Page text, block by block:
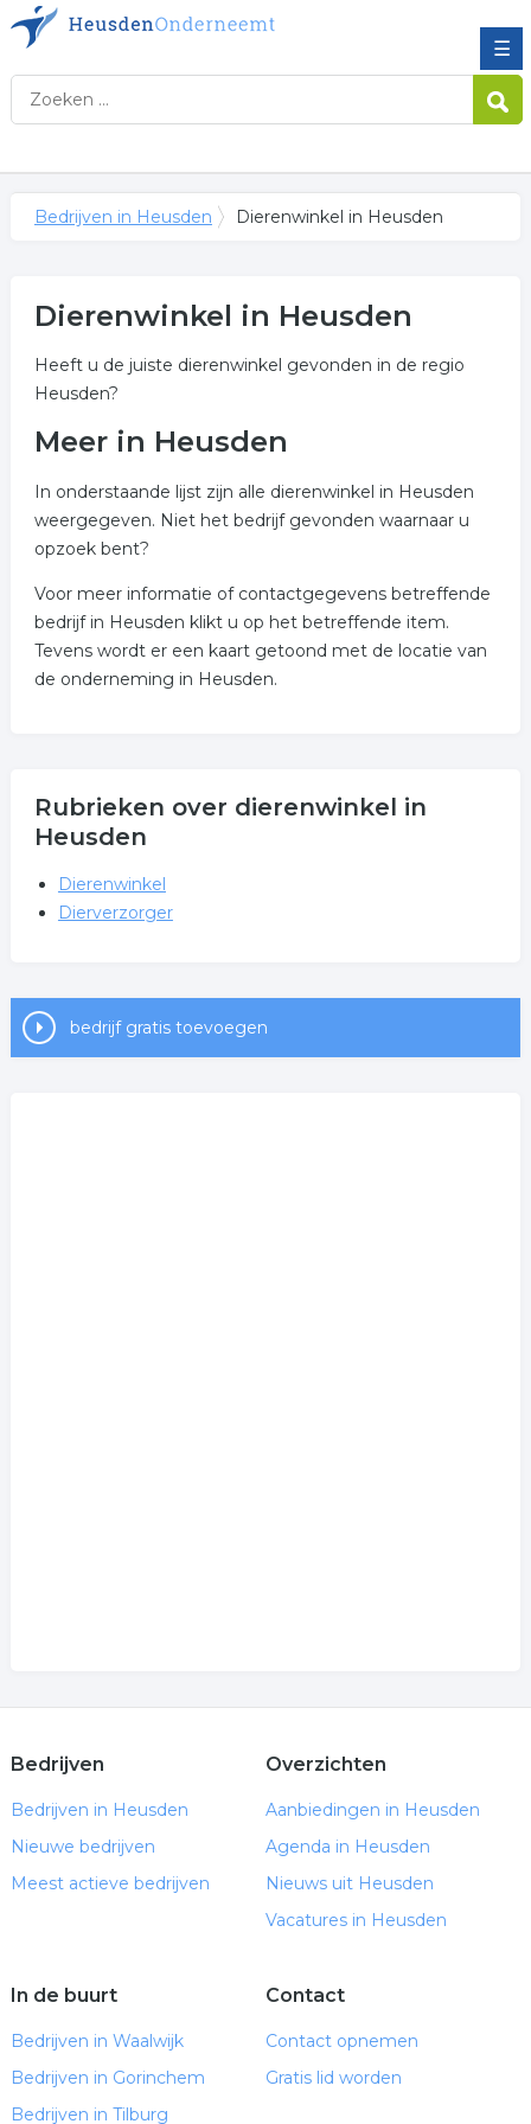
☰
Bedrijven in Heusden Dierenwinkel in Heusden
Dierenwinkel in Heusden
Heeft u de juiste dierenwinkel gevonden in de regio
Heusden?
Meer in Heusden
In onderstaande lijst zijn alle dierenwinkel in Heusden
weergegeven. Niet het bedrijf gevonden waarnaar u
opzoek bent?
Voor meer informatie of contactgegevens betreffende
bedrijf in Heusden klikt u op het betreffende item.
Tevens wordt er een kaart getoond met de locatie van
de onderneming in Heusden.
Rubrieken over dierenwinkel in
Heusden
Dierenwinkel
Dierverzorger
bedrijf gratis toevoegen
Bedrijven
Bedrijven in Heusden
Nieuwe bedrijven
Meest actieve bedrijven
Overzichten
Aanbiedingen in Heusden
Agenda in Heusden
Nieuws uit Heusden
Vacatures in Heusden
In de buurt
Bedrijven in Waalwijk
Bedrijven in Gorinchem
Bedrijven in Tilburg
Contact
Contact opnemen
Gratis lid worden